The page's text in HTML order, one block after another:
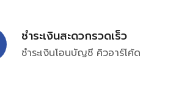
ชำระเงินสะดวกรวดเร็ว
ชำระเงินโอนบัญชี คิวอาร์โค้ด